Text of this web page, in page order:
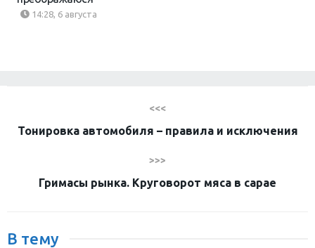
14:28, 6 августа
<<<
Тонировка автомобиля – правила и исключения
>>>
Гримасы рынка. Круговорот мяса в сарае
В тему